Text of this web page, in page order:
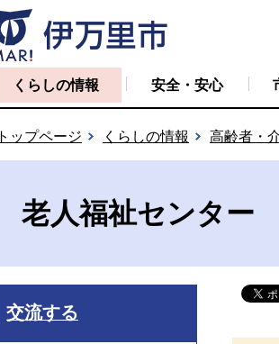
くらしの情報 安全・安心
トップページ くらしの情報 高齢者・
老人福祉センター
交流する